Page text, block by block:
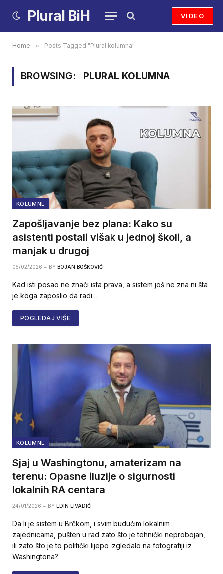
Plural BiH VIDEO
Home » Posts Tagged "Plural kolumna"
BROWSING: PLURAL KOLUMNA
KOLUMNE
Zapošljavanje bez plana: Kako su
asistenti postali višak u jednoj školi, a
manjak u drugoj
05/02/2026 BY BOJAN BOŠKOVIĆ
Kad isti posao ne znači ista prava, a sistem još ne zna ni šta
je koga zaposlio da radi…
POGLEDAJ VIŠE
KOLUMNE
Sjaj u Washingtonu, amaterizam na
terenu: Opasne iluzije o sigurnosti
lokalnih RA centara
24/01/2026 BY EDIN LIVADIĆ
Da li je sistem u Brčkom, i svim budućim lokalnim
zajednicama, pušten u rad zato što je tehnički neprobojan,
ili zato što je to politički lijepo izgledalo na fotografiji iz
Washingtona?